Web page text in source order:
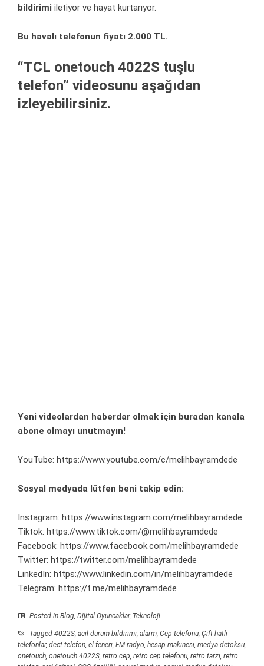
bildirimi iletiyor ve hayat kurtarıyor.
Bu havalı telefonun fiyatı 2.000 TL.
“TCL onetouch 4022S tuşlu
telefon” videosunu aşağıdan
izleyebilirsiniz.
Yeni videolardan haberdar olmak için buradan kanala
abone olmayı unutmayın!
YouTube: https://www.youtube.com/c/melihbayramdede
Sosyal medyada lütfen beni takip edin:
Instagram: https://www.instagram.com/melihbayramdede
Tiktok: https://www.tiktok.com/@melihbayramdede
Facebook: https://www.facebook.com/melihbayramdede
Twitter: https://twitter.com/melihbayramdede
LinkedIn: https://www.linkedin.com/in/melihbayramdede
Telegram: https://t.me/melihbayramdede
Posted in Blog, Dijital Oyuncaklar, Teknoloji
Tagged 4022S, acil durum bildirimi, alarm, Cep telefonu, Çift hatlı
telefonlar, dect telefon, el feneri, FM radyo, hesap makinesi, medya detoksu,
onetouch, onetouch 4022S, retro cep, retro cep telefonu, retro tarzı, retro